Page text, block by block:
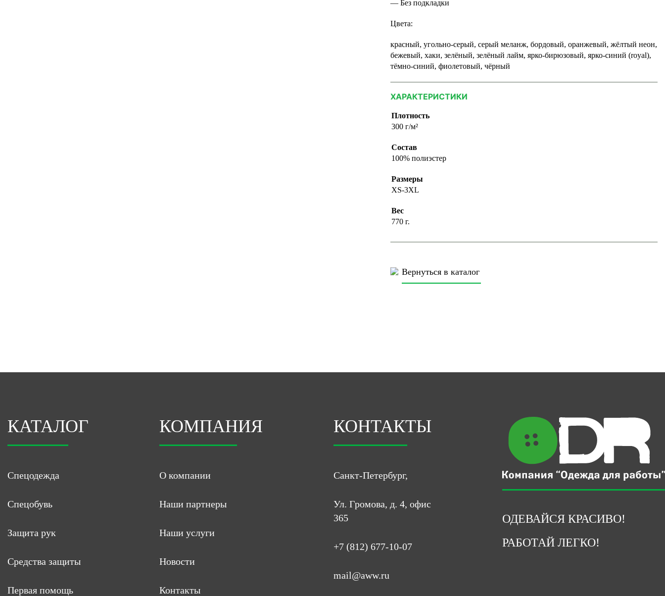
— Без подкладки
Цвета:
красный, угольно-серый, серый меланж, бордовый, оранжевый, жёлтый неон,
бежевый, хаки, зелёный, зелёный лайм, ярко-бирюзовый, ярко-синий (royal),
тёмно-синий, фиолетовый, чёрный
ХАРАКТЕРИСТИКИ
Плотность
300 г/м²
Состав
100% полиэстер
Размеры
XS-3XL
Вес
770 г.
Вернуться в каталог
КАТАЛОГ
Спецодежда
Спецобувь
Защита рук
Средства защиты
Первая помощь
КОМПАНИЯ
О компании
Наши партнеры
Наши услуги
Новости
Контакты
КОНТАКТЫ
Санкт-Петербург,
Ул. Громова, д. 4, офис
365
+7 (812) 677-10-07
mail@aww.ru
ОДЕВАЙСЯ КРАСИВО!
РАБОТАЙ ЛЕГКО!